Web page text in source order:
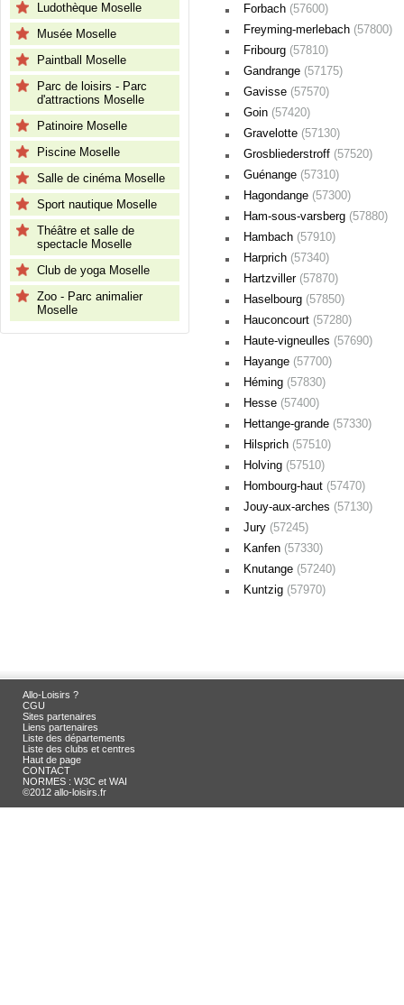
Ludothèque Moselle
Musée Moselle
Paintball Moselle
Parc de loisirs - Parc
d'attractions Moselle
Patinoire Moselle
Piscine Moselle
Salle de cinéma Moselle
Sport nautique Moselle
Théâtre et salle de
spectacle Moselle
Club de yoga Moselle
Zoo - Parc animalier
Moselle
Forbach (57600)
Freyming-merlebach (57800)
Fribourg (57810)
Gandrange (57175)
Gavisse (57570)
Goin (57420)
Gravelotte (57130)
Grosbliederstroff (57520)
Guénange (57310)
Hagondange (57300)
Ham-sous-varsberg (57880)
Hambach (57910)
Harprich (57340)
Hartzviller (57870)
Haselbourg (57850)
Hauconcourt (57280)
Haute-vigneulles (57690)
Hayange (57700)
Héming (57830)
Hesse (57400)
Hettange-grande (57330)
Hilsprich (57510)
Holving (57510)
Hombourg-haut (57470)
Jouy-aux-arches (57130)
Jury (57245)
Kanfen (57330)
Knutange (57240)
Kuntzig (57970)
Allo-Loisirs ?
CGU
Sites partenaires
Liens partenaires
Liste des départements
Liste des clubs et centres
Haut de page
CONTACT
NORMES : W3C et WAI
©2012 allo-loisirs.fr